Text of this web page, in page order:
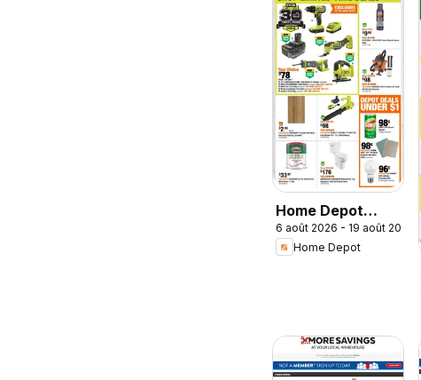
Home Depot
weekly flyer /
circulaire
6 août 2026 - 19 août 2026
Home Depot